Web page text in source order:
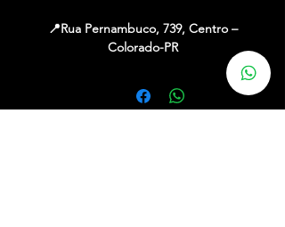
📍Rua Pernambuco, 739, Centro –
Colorado-PR